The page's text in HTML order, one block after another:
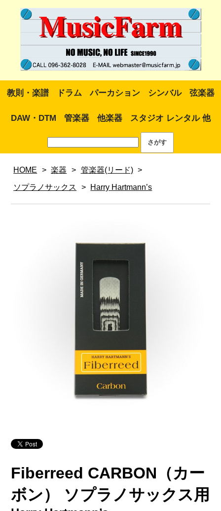
教則・楽譜 ドラム パーカション シンバル 弦楽器
DAW・DTM 管楽器 他楽器 スタジオ レンタル 他
HOME > 楽器 > 管楽器(リード) >
ソプラノサックス > Harry Hartmann’s
Fiberreed CARBON（カー
ボン） ソプラノサックス用